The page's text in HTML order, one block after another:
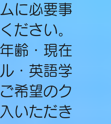
に必要事
ださい。
齢・現在
・英語学
希望のク
いただき